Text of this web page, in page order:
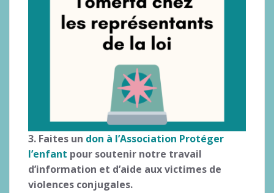
3. Faites un don à l’Association Protéger
l’enfant pour soutenir notre travail
d’information et d’aide aux victimes de
violences conjugales.